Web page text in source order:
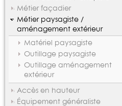
Métier façadier
Métier paysagiste /
aménagement extérieur
Matériel paysagiste
Outillage paysagiste
Outillage aménagement
extérieur
Accès en hauteur
Équipement généraliste